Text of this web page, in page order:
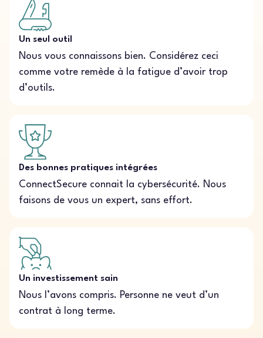
Un seul outil
Nous vous connaissons bien. Considérez ceci
comme votre remède à la fatigue d’avoir trop
d’outils.
Des bonnes pratiques intégrées
ConnectSecure connait la cybersécurité. Nous
faisons de vous un expert, sans effort.
Un investissement sain
Nous l’avons compris. Personne ne veut d’un
contrat à long terme.